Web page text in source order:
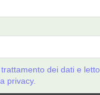
dei dati e letto
privacy.